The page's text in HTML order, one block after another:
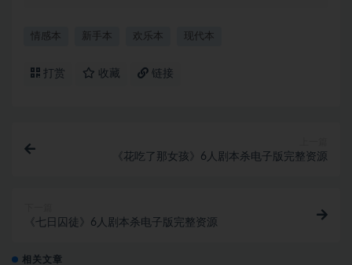
情感本 新手本 欢乐本 现代本
打赏 收藏 链接
《花吃了那女孩》6人剧本杀电子版完整资源
《七日囚徒》6人剧本杀电子版完整资源
相关文章